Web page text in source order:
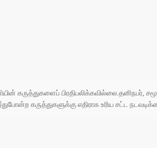
கருத்துகளைப்
கருத்துகளுக்கு எதிராக உரிய சட்ட